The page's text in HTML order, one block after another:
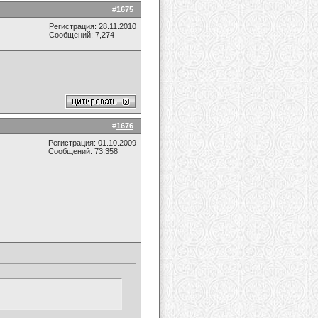
#1675
Регистрация: 28.11.2010
Сообщений: 7,274
#1676
Регистрация: 01.10.2009
Сообщений: 73,358